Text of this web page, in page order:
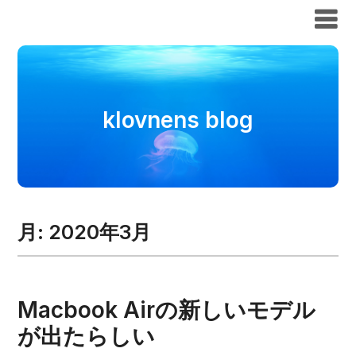
klovnens blog
月: 2020年3月
Macbook Airの新しいモデル
が出たらしい